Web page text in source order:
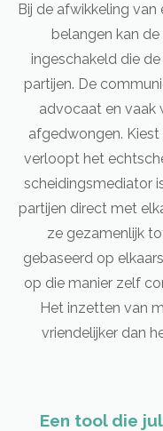
Bij de afwikkeling
belangen kan
ingeschakeld die
partijen. De
advocaat en vaak
afgedwongen.
verloopt het
scheidingsmediator
partijen direct met
ze gezamenlijk
gebaseerd op
op die manier zelf
Het inzetten van
vriendelijker dan
Een tool die